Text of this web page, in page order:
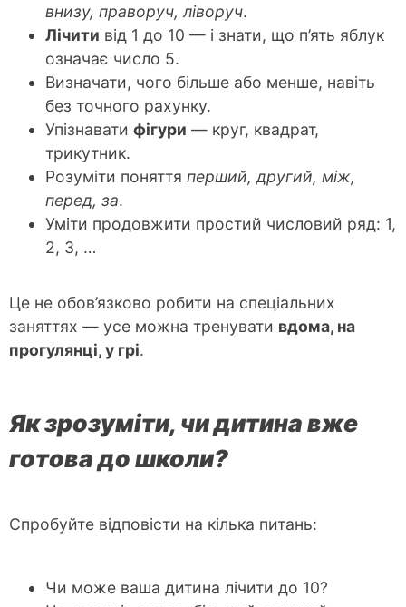
внизу, праворуч, ліворуч.
Лічити від 1 до 10 — і знати, що п’ять яблук
означає число 5.
Визначати, чого більше або менше, навіть
без точного рахунку.
Упізнавати фігури — круг, квадрат,
трикутник.
Розуміти поняття перший, другий, між,
перед, за.
Уміти продовжити простий числовий ряд: 1,
2, 3, …
Це не обов’язково робити на спеціальних
заняттях — усе можна тренувати вдома, на
прогулянці, у грі.
Як зрозуміти, чи дитина вже
готова до школи?
Спробуйте відповісти на кілька питань:
Чи може ваша дитина лічити до 10?